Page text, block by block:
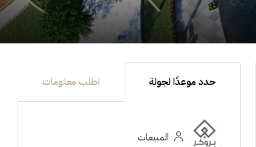
حدد موعدًا لجولة اطلب معلومات
المبيعات